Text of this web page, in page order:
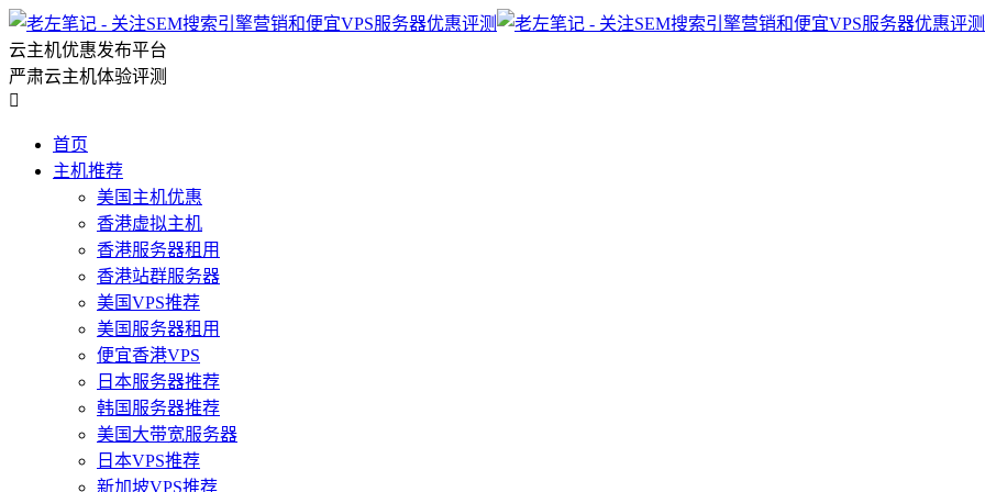
云主机优惠发布平台
严肃云主机体验评测

首页
主机推荐
美国主机优惠
香港虚拟主机
香港服务器租用
香港站群服务器
美国VPS推荐
美国服务器租用
便宜香港VPS
日本服务器推荐
韩国服务器推荐
美国大带宽服务器
日本VPS推荐
新加坡VPS推荐